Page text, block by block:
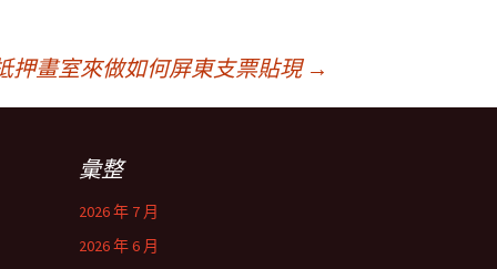
押畫室來做如何屏東支票貼現 →
彙整
2026 年 7 月
2026 年 6 月